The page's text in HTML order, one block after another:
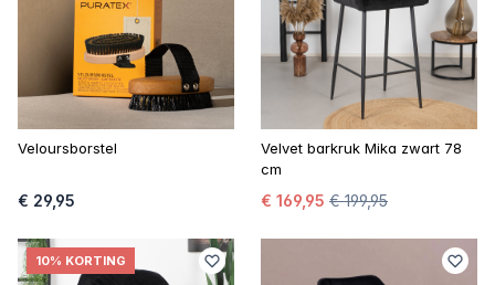
Veloursborstel
€ 29,95
Velvet barkruk Mika zwart 78
cm
€ 169,95 € 199,95
10% KORTING